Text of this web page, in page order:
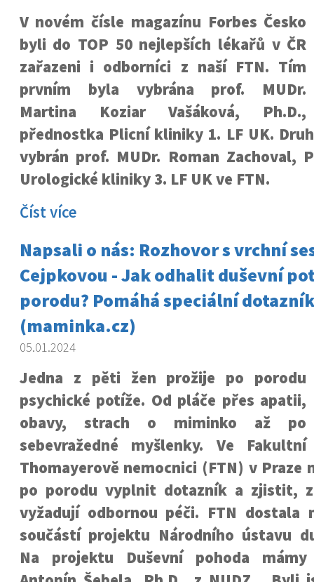
V novém čísle magazínu Forbes Česko
byli do TOP 50 nejlepších lékařů v ČR
zařazeni i odborníci z naší FTN. Tím
prvním byla vybrána prof. MUDr.
Martina Koziar Vašáková, Ph.D.,
přednostka Plicní kliniky 1. LF UK.
vybrán prof. MUDr. Roman Zachoval,
Urologické kliniky 3. LF UK ve FTN.
Číst více
Napsali o nás: Rozhovor s vrchní
Cejpkovou - Jak odhalit duševní
porodu? Pomáhá speciální dotazník
(maminka.cz)
05.01.2024
Jedna z pěti žen prožije po porodu
psychické potíže. Od pláče přes apatii,
obavy, strach o miminko až po
sebevražedné myšlenky. Ve Fakultní
Thomayerově nemocnici (FTN) v Praze
po porodu vyplnit dotazník a zjistit,
vyžadují odbornou péči. FTN dostala
součástí projektu Národního ústavu
Na projektu Duševní pohoda mámy